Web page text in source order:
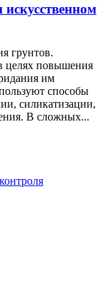
грунтов.
целях повышения
им
способы
силикатизации,
В сложных...